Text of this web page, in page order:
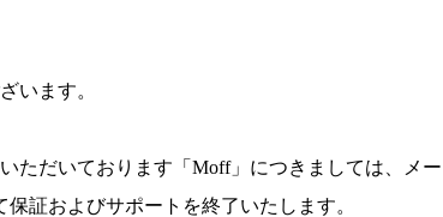
います。
ただいております「Moff」につきましては、メー
証およびサポートを終了いたします。